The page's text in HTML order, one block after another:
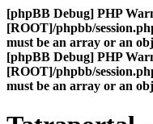
[phpBB Debug] PHP
[ROOT]/phpbb/
must be an array or an
[phpBB Debug] PHP
[ROOT]/phpbb/
must be an array or an